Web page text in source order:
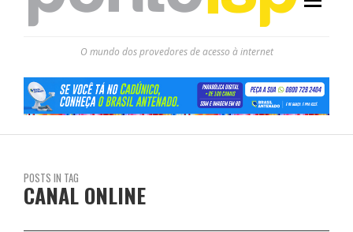
O mundo dos provedores de acesso à internet
POSTS IN TAG
CANAL ONLINE